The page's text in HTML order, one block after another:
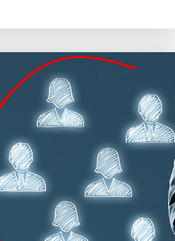
1295
1455
1626
1786